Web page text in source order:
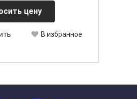
цену
В избранное